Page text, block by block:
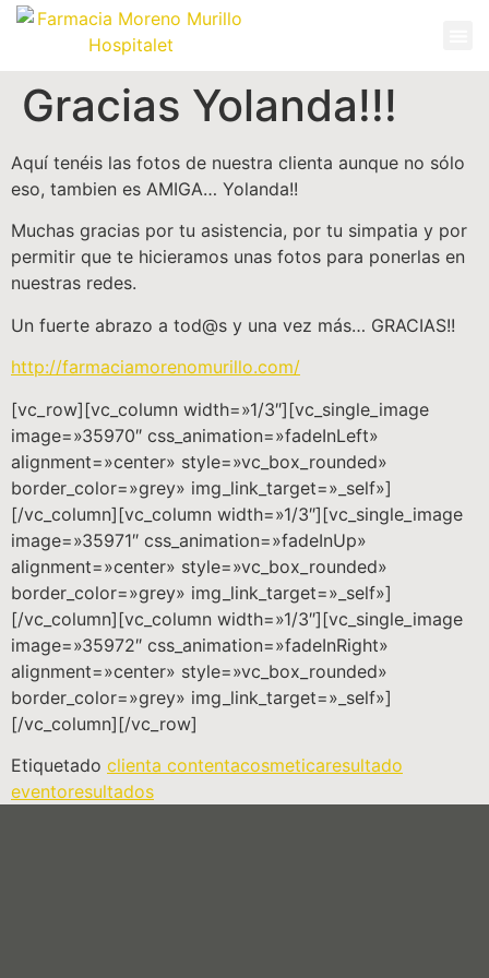
Gracias Yolanda!!!
Aquí tenéis las fotos de nuestra clienta aunque no sólo
eso, tambien es AMIGA… Yolanda!!
Muchas gracias por tu asistencia, por tu simpatia y por
permitir que te hicieramos unas fotos para ponerlas en
nuestras redes.
Un fuerte abrazo a tod@s y una vez más… GRACIAS!!
http://farmaciamorenomurillo.com/
[vc_row][vc_column width=»1/3″][vc_single_image
image=»35970″ css_animation=»fadeInLeft»
alignment=»center» style=»vc_box_rounded»
border_color=»grey» img_link_target=»_self»]
[/vc_column][vc_column width=»1/3″][vc_single_image
image=»35971″ css_animation=»fadeInUp»
alignment=»center» style=»vc_box_rounded»
border_color=»grey» img_link_target=»_self»]
[/vc_column][vc_column width=»1/3″][vc_single_image
image=»35972″ css_animation=»fadeInRight»
alignment=»center» style=»vc_box_rounded»
border_color=»grey» img_link_target=»_self»]
[/vc_column][/vc_row]
Etiquetado clienta contentacosmeticaresultado
eventoresultados